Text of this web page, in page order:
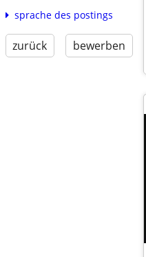
sprache des postings
zurück bewerben